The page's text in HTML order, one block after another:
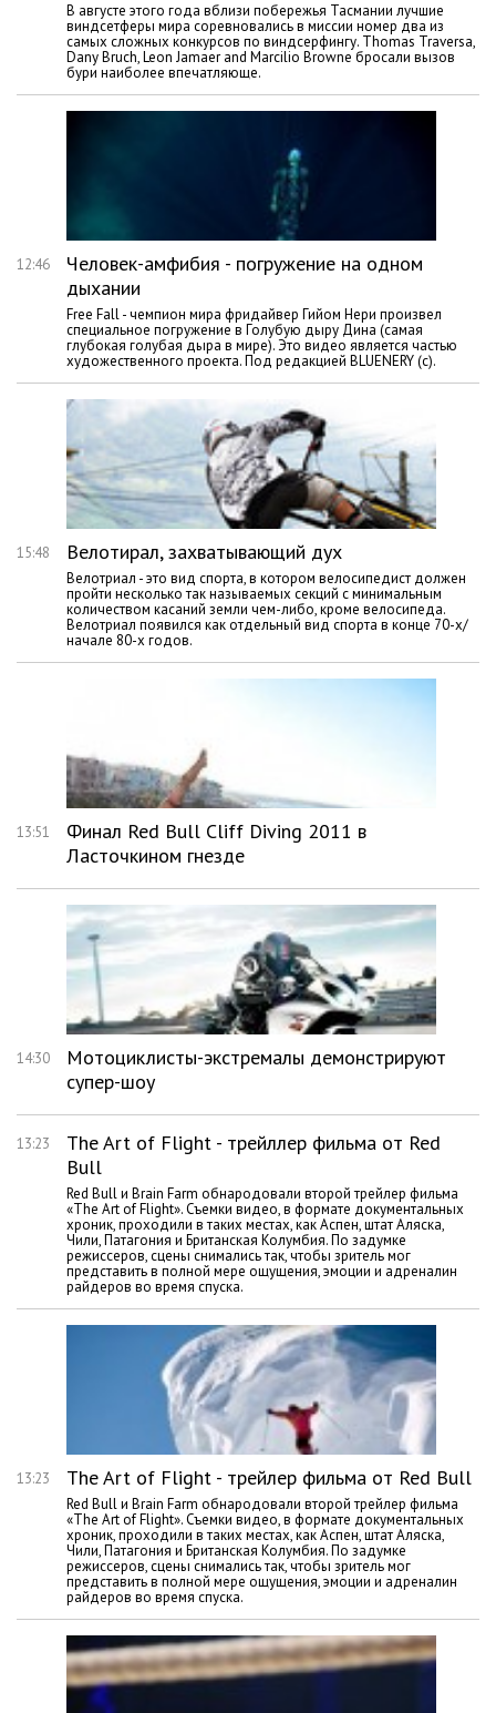
В августе этого года вблизи побережья Тасмании лучшие
виндсетферы мира соревновались в миссии номер два из
самых сложных конкурсов по виндсерфингу. Thomas Traversa,
Dany Bruch, Leon Jamaer and Marcilio Browne бросали вызов
бури наиболее впечатляюще.
12:46
Человек-амфибия - погружение на одном
дыхании
Free Fall - чемпион мира фридайвер Гийом Нери произвел
специальное погружение в Голубую дыру Дина (самая
глубокая голубая дыра в мире). Это видео является частью
художественного проекта. Под редакцией BLUENERY (с).
15:48 Велотирал, захватывающий дух
Велотриал - это вид спорта, в котором велосипедист должен
пройти несколько так называемых секций с минимальным
количеством касаний земли чем-либо, кроме велосипеда.
Велотриал появился как отдельный вид спорта в конце 70-х/
начале 80-x годов.
13:51
Финал Red Bull Cliff Diving 2011 в
Ласточкином гнезде
14:30
Мотоциклисты-экстремалы демонстрируют
супер-шоу
13:23
The Art of Flight - трейллер фильма от Red
Bull
Red Bull и Brain Farm обнародовали второй трейлер фильма
«The Art of Flight». Съемки видео, в формате документальных
хроник, проходили в таких местах, как Аспен, штат Аляска,
Чили, Патагония и Британская Колумбия. По задумке
режиссеров, сцены снимались так, чтобы зритель мог
представить в полной мере ощущения, эмоции и адреналин
райдеров во время спуска.
13:23 The Art of Flight - трейлер фильма от Red Bull
Red Bull и Brain Farm обнародовали второй трейлер фильма
«The Art of Flight». Съемки видео, в формате документальных
хроник, проходили в таких местах, как Аспен, штат Аляска,
Чили, Патагония и Британская Колумбия. По задумке
режиссеров, сцены снимались так, чтобы зритель мог
представить в полной мере ощущения, эмоции и адреналин
райдеров во время спуска.